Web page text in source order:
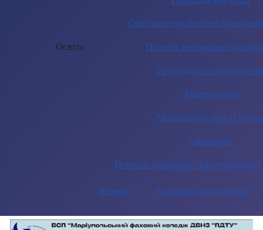
Освіта
Освітьно-професійні
Перелік вибіркових
Громадьске
Анкетування
Моніторинг якості
Співпраця
Перелік цифрових інформаційних
Новини Асоціація випусників